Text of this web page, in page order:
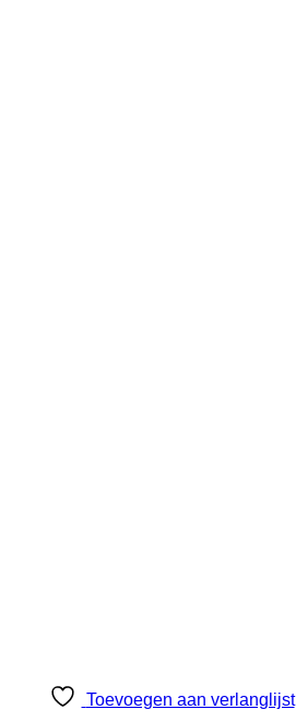
Toevoegen aan verlanglijst